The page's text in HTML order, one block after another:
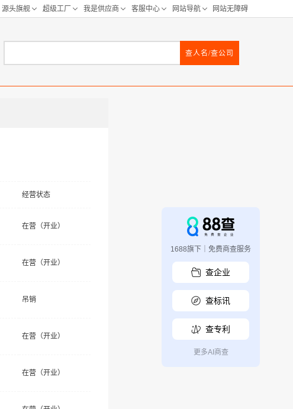
查人名/查公司
经营状态
在营（开业）
在营（开业）
吊销
在营（开业）
在营（开业）
1688旗下｜免费商查服务
查企业
查标讯
查专利
更多AI商查